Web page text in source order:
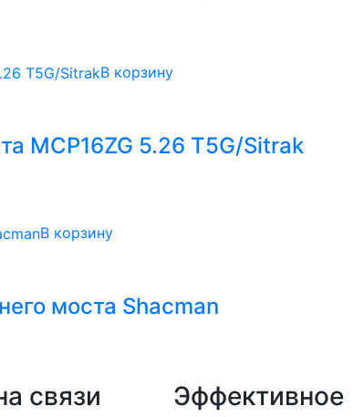
В корзину
MCP16ZG 5.26 T5G/Sitrak
В корзину
моста Shacman
связи
Эффективное